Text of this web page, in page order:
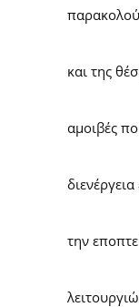
και της
αμοιβές
την